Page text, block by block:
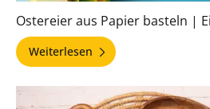
Ostereier aus Papier basteln |
Weiterlesen